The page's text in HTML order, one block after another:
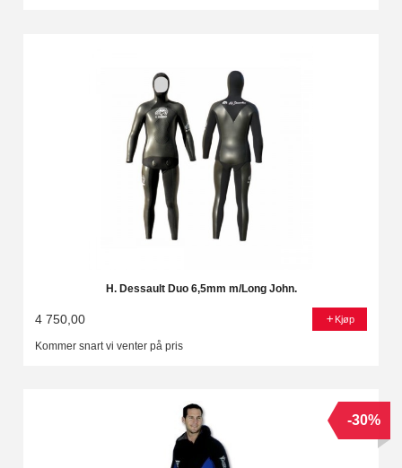
H. Dessault Duo 6,5mm m/Long John.
4 750,00 Kjøp
Kommer snart vi venter på pris
-30%